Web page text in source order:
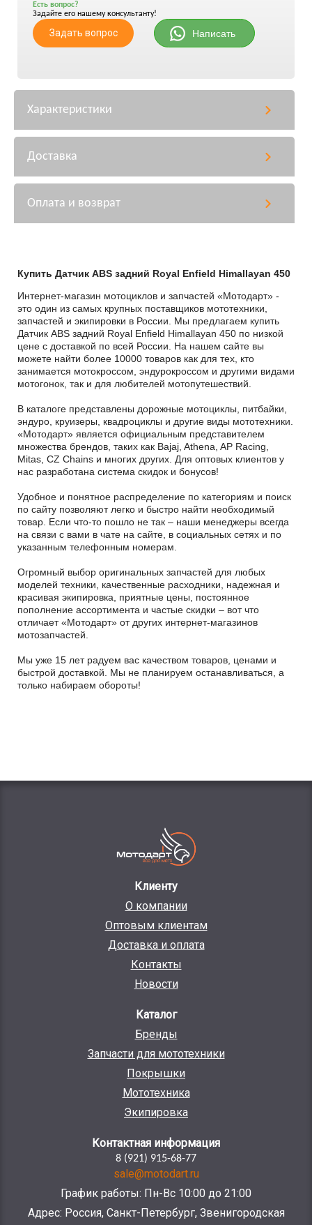
Есть вопрос?
Задайте его нашему консультанту!
Задать вопрос Написать
Характеристики
Доставка
Оплата и возврат
Купить Датчик ABS задний Royal Enfield Himallayan 450
Интернет-магазин мотоциклов и запчастей «Мотодарт» -
это один из самых крупных поставщиков мототехники,
запчастей и экипировки в России. Мы предлагаем купить
Датчик ABS задний Royal Enfield Himallayan 450 по низкой
цене с доставкой по всей России. На нашем сайте вы
можете найти более 10000 товаров как для тех, кто
занимается мотокроссом, эндурокроссом и другими видами
мотогонок, так и для любителей мотопутешествий.
В каталоге представлены дорожные мотоциклы, питбайки,
эндуро, круизеры, квадроциклы и другие виды мототехники.
«Мотодарт» является официальным представителем
множества брендов, таких как Bajaj, Athena, AP Racing,
Mitas, CZ Chains и многих других. Для оптовых клиентов у
нас разработана система скидок и бонусов!
Удобное и понятное распределение по категориям и поиск
по сайту позволяют легко и быстро найти необходимый
товар. Если что-то пошло не так – наши менеджеры всегда
на связи с вами в чате на сайте, в социальных сетях и по
указанным телефонным номерам.
Огромный выбор оригинальных запчастей для любых
моделей техники, качественные расходники, надежная и
красивая экипировка, приятные цены, постоянное
пополнение ассортимента и частые скидки – вот что
отличает «Мотодарт» от других интернет-магазинов
мотозапчастей.
Мы уже 15 лет радуем вас качеством товаров, ценами и
быстрой доставкой. Мы не планируем останавливаться, а
только набираем обороты!
Клиенту
О компании
Оптовым клиентам
Доставка и оплата
Контакты
Новости
Каталог
Бренды
Запчасти для мототехники
Покрышки
Мототехника
Экипировка
Контактная информация
8 (921) 915-68-77
sale@motodart.ru
График работы: Пн-Вс 10:00 до 21:00
Адрес: Россия, Санкт-Петербург, Звенигородская